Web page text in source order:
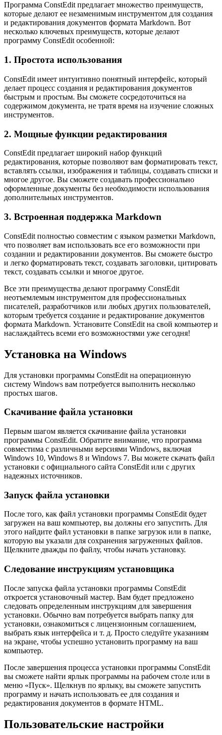
Программа ConstEdit предлагает множество преимуществ,
которые делают ее незаменимым инструментом для создания
и редактирования документов формата Markdown. Вот
несколько ключевых преимуществ, которые делают
программу ConstEdit особенной:
1. Простота использования
ConstEdit имеет интуитивно понятный интерфейс, который
делает процесс создания и редактирования документов
быстрым и простым. Вы сможете сосредоточиться на
содержимом документа, не тратя время на изучение сложных
инструментов.
2. Мощные функции редактирования
ConstEdit предлагает широкий набор функций
редактирования, которые позволяют вам форматировать текст,
вставлять ссылки, изображения и таблицы, создавать списки и
многое другое. Вы сможете создавать профессионально
оформленные документы без необходимости использования
дополнительных инструментов.
3. Встроенная поддержка Markdown
ConstEdit полностью совместим с языком разметки Markdown,
что позволяет вам использовать все его возможности при
создании и редактировании документов. Вы сможете быстро
и легко форматировать текст, создавать заголовки, цитировать
текст, создавать ссылки и многое другое.
Все эти преимущества делают программу ConstEdit
неотъемлемым инструментом для профессиональных
писателей, разработчиков или любых других пользователей,
которым требуется создание и редактирование документов
формата Markdown. Установите ConstEdit на свой компьютер и
наслаждайтесь всеми его возможностями уже сегодня!
Установка на Windows
Для установки программы ConstEdit на операционную
систему Windows вам потребуется выполнить несколько
простых шагов.
Скачивание файла установки
Первым шагом является скачивание файла установки
программы ConstEdit. Обратите внимание, что программа
совместима с различными версиями Windows, включая
Windows 10, Windows 8 и Windows 7. Вы можете скачать файл
установки с официального сайта ConstEdit или с других
надежных источников.
Запуск файла установки
После того, как файл установки программы ConstEdit будет
загружен на ваш компьютер, вы должны его запустить. Для
этого найдите файл установки в папке загрузок или в папке,
которую вы указали для сохранения загруженных файлов.
Щелкните дважды по файлу, чтобы начать установку.
Следование инструкциям установщика
После запуска файла установки программы ConstEdit
откроется установочный мастер. Вам будет предложено
следовать определенным инструкциям для завершения
установки. Обычно вам потребуется выбрать папку для
установки, ознакомиться с лицензионным соглашением,
выбрать язык интерфейса и т. д. Просто следуйте указаниям
на экране, чтобы успешно установить программу на ваш
компьютер.
После завершения процесса установки программы ConstEdit
вы сможете найти ярлык программы на рабочем столе или в
меню «Пуск». Щелкнув по ярлыку, вы сможете запустить
программу и начать использовать ее для создания и
редактирования документов в формате HTML.
Пользовательские настройки